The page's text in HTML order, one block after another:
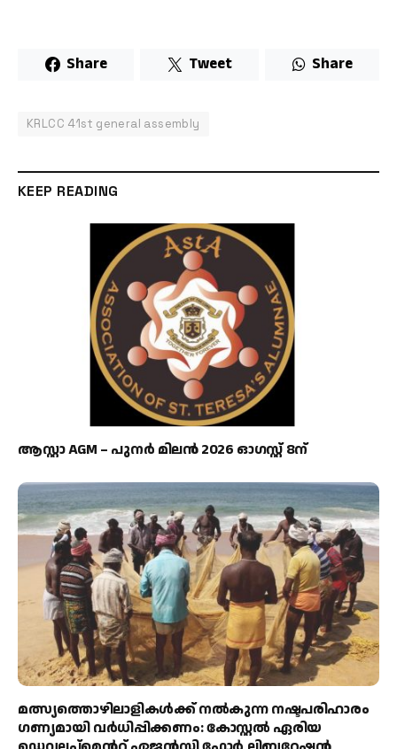
Share Tweet Share
KRLCC 41st general assembly
KEEP READING
ആസ്റ്റാ AGM – പുനർ മിലൻ 2026 ഓഗസ്റ്റ് 8ന്
മത്സ്യത്തൊഴിലാളികള്‍ക്ക് നല്‍കുന്ന നഷ്ടപരിഹാരം
ഗണ്യമായി വര്‍ധിപ്പിക്കണം: കോസ്റ്റല്‍ ഏരിയ